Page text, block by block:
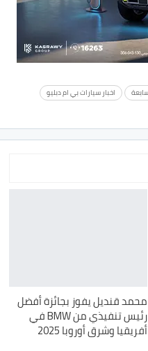
اخبار سيارات بي ام دبليو
محمد قنديل يفوز بجائزة أفضل
رئيس تنفيذي من BMW في
أفريقيا وشرق أوروبا 2025